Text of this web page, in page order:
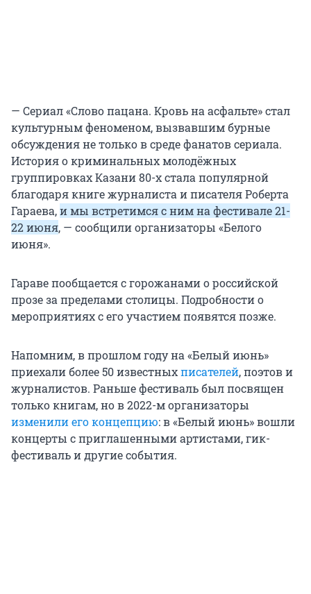
— Сериал «Слово пацана. Кровь на асфальте» стал
культурным феноменом, вызвавшим бурные
обсуждения не только в среде фанатов сериала.
История о криминальных молодёжных
группировках Казани 80-х стала популярной
благодаря книге журналиста и писателя Роберта
Гараева,и мы встретимся с ним на фестивале 21-
22 июня, — сообщили организаторы «Белого
июня».
Гараве пообщается с горожанами о российской
прозе за пределами столицы. Подробности о
мероприятиях с его участием появятся позже.
Напомним, в прошлом году на «Белый июнь»
приехали более 50 известныхписателей, поэтов и
журналистов. Раньше фестиваль был посвящен
только книгам, но в 2022-м организаторы
изменили его концепцию: в «Белый июнь» вошли
концерты с приглашенными артистами, гик-
фестиваль и другие события.